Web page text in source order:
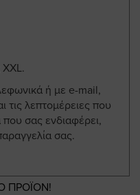
ή με e-mail,
τις λεπτομέρειες που
σας ενδιαφέρει,
σας.
ΠΡΟΪΟΝ!